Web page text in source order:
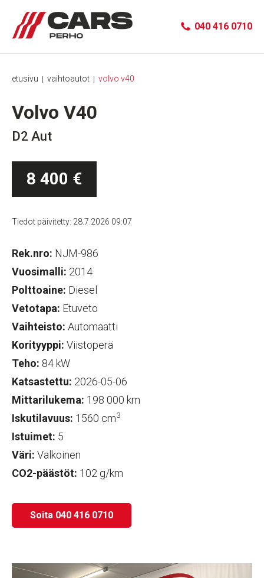
040 416 0710
etusivu vaihtoautot volvo v40
Volvo V40
D2 Aut
8 400 €
Tiedot päivitetty: 28.7.2026 09:07
Rek.nro: NJM-986
Vuosimalli: 2014
Polttoaine: Diesel
Vetotapa: Etuveto
Vaihteisto: Automaatti
Korityyppi: Viistoperä
Teho: 84 kW
Katsastettu: 2026-05-06
Mittarilukema: 198 000 km
Iskutilavuus: 1560 cm3
Istuimet: 5
Väri: Valkoinen
CO2-päästöt: 102 g/km
Soita 040 416 0710